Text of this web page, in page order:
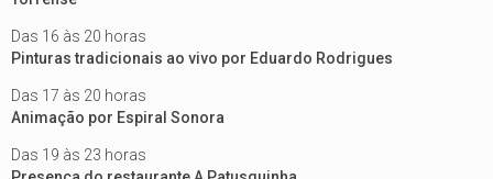
Das 16 às 20 horas
Pinturas tradicionais ao vivo por Eduardo Rodrigues
Das 17 às 20 horas
Animação por Espiral Sonora
Das 19 às 23 horas